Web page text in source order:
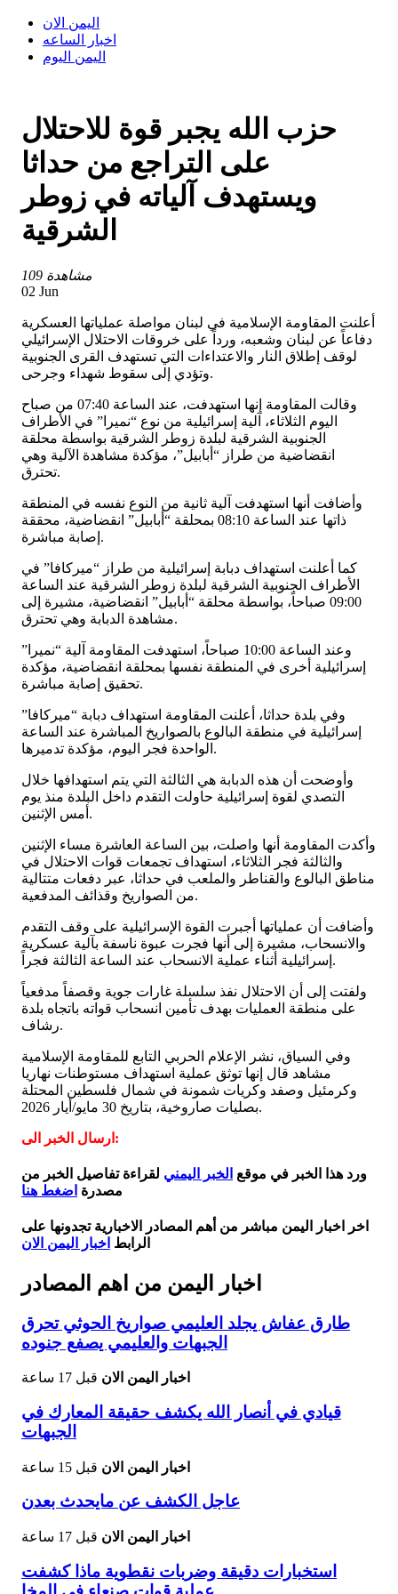
اليمن الان
اخبار الساعه
اليمن اليوم
حزب الله يجبر قوة للاحتلال
على التراجع من حداثا
ويستهدف آلياته في زوطر
الشرقية
109 مشاهدة
02 Jun
أعلنت المقاومة الإسلامية في لبنان مواصلة عملياتها العسكرية
دفاعاً عن لبنان وشعبه، ورداً على خروقات الاحتلال الإسرائيلي
لوقف إطلاق النار والاعتداءات التي تستهدف القرى الجنوبية
وتؤدي إلى سقوط شهداء وجرحى.
وقالت المقاومة إنها استهدفت، عند الساعة 07:40 من صباح
اليوم الثلاثاء، آلية إسرائيلية من نوع “نميرا” في الأطراف
الجنوبية الشرقية لبلدة زوطر الشرقية بواسطة محلقة
انقضاضية من طراز “أبابيل”، مؤكدة مشاهدة الآلية وهي
تحترق.
وأضافت أنها استهدفت آلية ثانية من النوع نفسه في المنطقة
ذاتها عند الساعة 08:10 بمحلقة “أبابيل” انقضاضية، محققة
إصابة مباشرة.
كما أعلنت استهداف دبابة إسرائيلية من طراز “ميركافا” في
الأطراف الجنوبية الشرقية لبلدة زوطر الشرقية عند الساعة
09:00 صباحاً، بواسطة محلقة “أبابيل” انقضاضية، مشيرة إلى
مشاهدة الدبابة وهي تحترق.
وعند الساعة 10:00 صباحاً، استهدفت المقاومة آلية “نميرا”
إسرائيلية أخرى في المنطقة نفسها بمحلقة انقضاضية، مؤكدة
تحقيق إصابة مباشرة.
وفي بلدة حداثا، أعلنت المقاومة استهداف دبابة “ميركافا”
إسرائيلية في منطقة البالوع بالصواريخ المباشرة عند الساعة
الواحدة فجر اليوم، مؤكدة تدميرها.
وأوضحت أن هذه الدبابة هي الثالثة التي يتم استهدافها خلال
التصدي لقوة إسرائيلية حاولت التقدم داخل البلدة منذ يوم
أمس الإثنين.
وأكدت المقاومة أنها واصلت، بين الساعة العاشرة مساء الإثنين
والثالثة فجر الثلاثاء، استهداف تجمعات قوات الاحتلال في
مناطق البالوع والقناطر والملعب في حداثا، عبر دفعات متتالية
من الصواريخ وقذائف المدفعية.
وأضافت أن عملياتها أجبرت القوة الإسرائيلية على وقف التقدم
والانسحاب، مشيرة إلى أنها فجرت عبوة ناسفة بآلية عسكرية
إسرائيلية أثناء عملية الانسحاب عند الساعة الثالثة فجراً.
ولفتت إلى أن الاحتلال نفذ سلسلة غارات جوية وقصفاً مدفعياً
على منطقة العمليات بهدف تأمين انسحاب قواته باتجاه بلدة
رشاف.
وفي السياق، نشر الإعلام الحربي التابع للمقاومة الإسلامية
مشاهد قال إنها توثق عملية استهداف مستوطنات نهاريا
وكرمئيل وصفد وكريات شمونة في شمال فلسطين المحتلة
بصليات صاروخية، بتاريخ 30 مايو/أيار 2026.
ارسال الخبر الى:
ورد هذا الخبر في موقع الخبر اليمني لقراءة تفاصيل الخبر من
مصدرة اضغط هنا
اخر اخبار اليمن مباشر من أهم المصادر الاخبارية تجدونها على
الرابط اخبار اليمن الان
اخبار اليمن من اهم المصادر
طارق عفاش يجلد العليمي صواريخ الحوثي تحرق
الجبهات والعليمي يصفع جنوده
اخبار اليمن الان قبل 17 ساعة
قيادي في أنصار الله يكشف حقيقة المعارك في
الجبهات
اخبار اليمن الان قبل 15 ساعة
عاجل الكشف عن مايحدث بعدن
اخبار اليمن الان قبل 17 ساعة
استخبارات دقيقة وضربات نقطوية ماذا كشفت